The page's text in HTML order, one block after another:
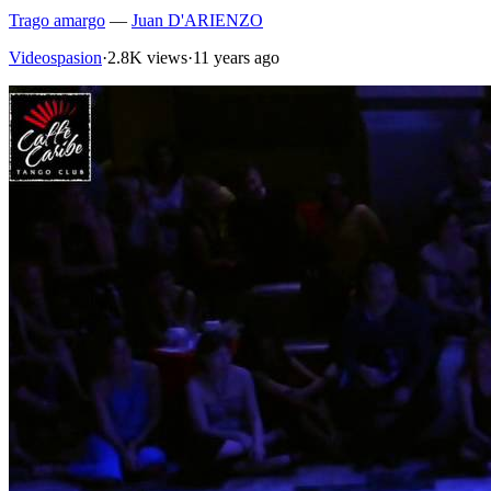
Trago amargo — Juan D'ARIENZO
Videospasion·2.8K views·11 years ago